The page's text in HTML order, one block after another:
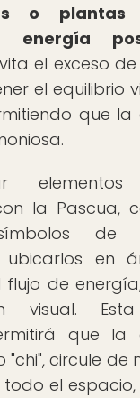
o plantas
energía
el exceso
el equilibrio
que
elementos
la Pascua,
de
en
flujo de
visual. Esta
que la
circule de
el